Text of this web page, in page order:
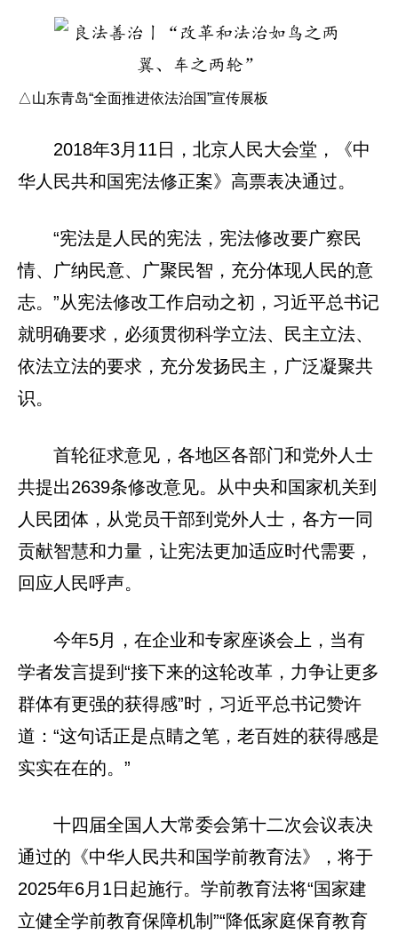
△山东青岛“全面推进依法治国”宣传展板
2018年3月11日，北京人民大会堂，《中
华人民共和国宪法修正案》高票表决通过。
“宪法是人民的宪法，宪法修改要广察民
情、广纳民意、广聚民智，充分体现人民的意
志。”从宪法修改工作启动之初，习近平总书记
就明确要求，必须贯彻科学立法、民主立法、
依法立法的要求，充分发扬民主，广泛凝聚共
识。
首轮征求意见，各地区各部门和党外人士
共提出2639条修改意见。从中央和国家机关到
人民团体，从党员干部到党外人士，各方一同
贡献智慧和力量，让宪法更加适应时代需要，
回应人民呼声。
今年5月，在企业和专家座谈会上，当有
学者发言提到“接下来的这轮改革，力争让更多
群体有更强的获得感”时，习近平总书记赞许
道：“这句话正是点睛之笔，老百姓的获得感是
实实在在的。”
十四届全国人大常委会第十二次会议表决
通过的《中华人民共和国学前教育法》，将于
2025年6月1日起施行。学前教育法将“国家建
立健全学前教育保障机制”“降低家庭保育教育